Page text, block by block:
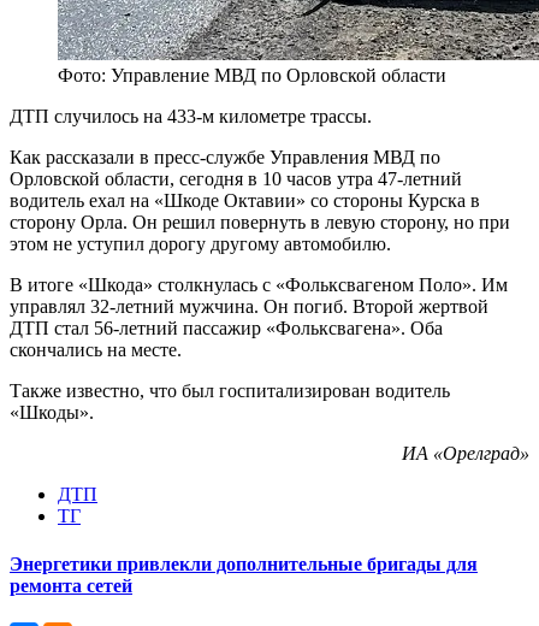
Фото: Управление МВД по Орловской области
ДТП случилось на 433-м километре трассы.
Как рассказали в пресс-службе Управления МВД по
Орловской области, сегодня в 10 часов утра 47-летний
водитель ехал на «Шкоде Октавии» со стороны Курска в
сторону Орла. Он решил повернуть в левую сторону, но при
этом не уступил дорогу другому автомобилю.
В итоге «Шкода» столкнулась с «Фольксвагеном Поло». Им
управлял 32-летний мужчина. Он погиб. Второй жертвой
ДТП стал 56-летний пассажир «Фольксвагена». Оба
скончались на месте.
Также известно, что был госпитализирован водитель
«Шкоды».
ИА «Орелград»
ДТП
ТГ
Энергетики привлекли дополнительные бригады для
ремонта сетей